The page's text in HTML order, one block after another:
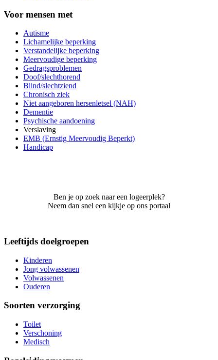
Voor mensen met
Autisme
Lichamelijke beperking
Verstandelijke beperking
Meervoudige beperking
Gedragsproblemen
Doof/slechthorend
Blind/slechtziend
Chronisch ziek
Niet aangeboren hersenletsel (NAH)
Dementie
Psychische aandoening
Verslaving
EMB (Ernstig Meervoudig Beperkt)
Handicap
Ben je op zoek naar een logeerplek?
Neem dan snel een kijkje op ons portaal
Leeftijds doelgroepen
Kinderen
Jong volwassenen
Volwassenen
Ouderen
Soorten verzorging
Toilet
Verschoning
Medisch